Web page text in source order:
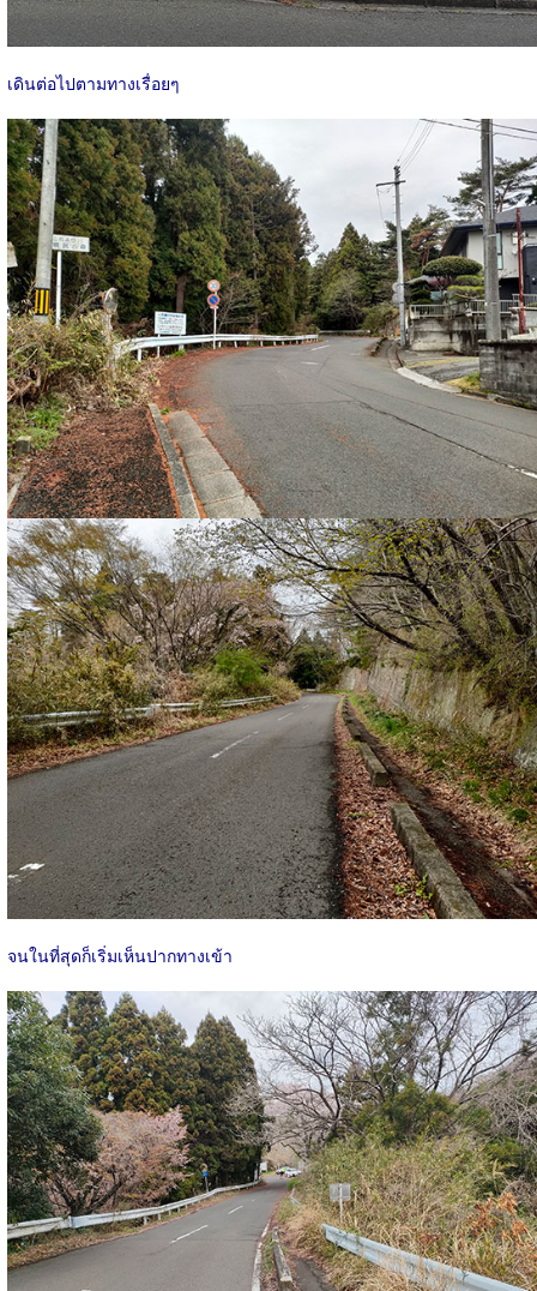
เดินต่อไปตามทางเรื่อยๆ
จนในที่สุดก็เริ่มเห็นปากทางเข้า